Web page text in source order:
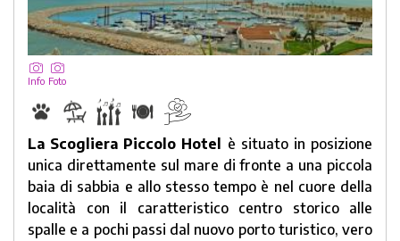
Info Foto
La Scogliera Piccolo Hotel
è situato in posizione
unica direttamente sul mare di fronte a una piccola
baia di sabbia e allo stesso tempo è nel cuore della
località con il caratteristico centro storico alle
spalle e a pochi passi dal nuovo porto turistico, vero